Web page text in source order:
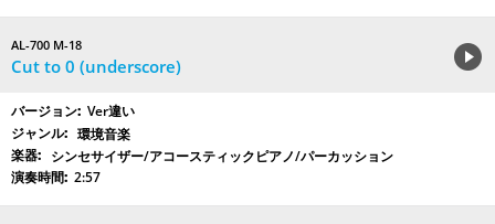
AL-700 M-18
Cut to 0 (underscore)
Ver違い
環境音楽
シンセサイザー/アコースティックピアノ/パーカッション
2:57